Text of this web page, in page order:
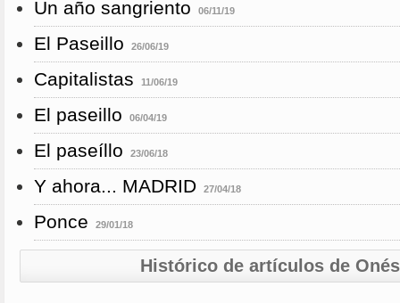
Un año sangriento
06/11/19
El Paseillo 26/06/19
Capitalistas 11/06/19
El paseillo 06/04/19
El paseíllo 23/06/18
Y ahora... MADRID 27/04/18
Ponce 29/01/18
Histórico de artículos de